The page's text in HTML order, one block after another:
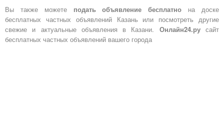
Вы также можете подать объявление бесплатно на доске
бесплатных частных объявлений Казань или посмотреть другие
свежие и актуальные объявления в Казани. Онлайн24.русайт
бесплатных частных объявлений вашего города